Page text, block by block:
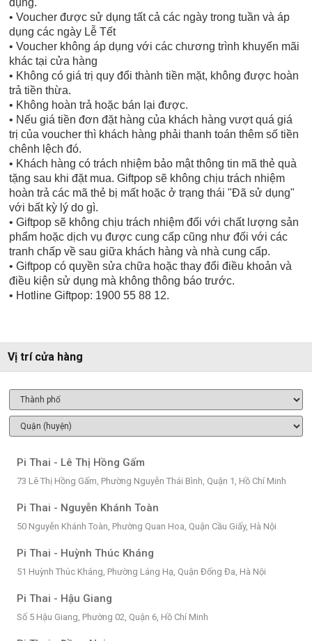
• Voucher được sử dụng tất cả các ngày trong tuần và áp
dụng các ngày Lễ Tết
• Voucher không áp dụng với các chương trình khuyến mãi
khác tại cửa hàng
• Không có giá trị quy đổi thành tiền mặt, không được hoàn
trả tiền thừa.
• Không hoàn trả hoặc bán lại được.
• Nếu giá tiền đơn đặt hàng của khách hàng vượt quá giá
trị của voucher thì khách hàng phải thanh toán thêm số tiền
chênh lệch đó.
• Khách hàng có trách nhiệm bảo mật thông tin mã thẻ quà
tặng sau khi đặt mua. Giftpop sẽ không chịu trách nhiệm
hoàn trả các mã thẻ bị mất hoặc ở trạng thái "Đã sử dụng"
với bất kỳ lý do gì.
• Giftpop sẽ không chịu trách nhiệm đối với chất lượng sản
phẩm hoặc dịch vụ được cung cấp cũng như đối với các
tranh chấp về sau giữa khách hàng và nhà cung cấp.
• Giftpop có quyền sửa chữa hoặc thay đổi điều khoản và
điều kiện sử dụng mà không thông báo trước.
• Hotline Giftpop: 1900 55 88 12.
Vị trí cửa hàng
Pi Thai - Lê Thị Hồng Gấm
73 Lê Thị Hồng Gấm, Phường Nguyễn Thái Bình, Quận 1, Hồ Chí Minh
Pi Thai - Nguyễn Khánh Toàn
50 Nguyễn Khánh Toàn, Phường Quan Hoa, Quận Cầu Giấy, Hà Nội
Pi Thai - Huỳnh Thúc Kháng
51 Huỳnh Thúc Kháng, Phường Láng Hạ, Quận Đống Đa, Hà Nội
Pi Thai - Hậu Giang
Số 5 Hậu Giang, Phường 02, Quận 6, Hồ Chí Minh